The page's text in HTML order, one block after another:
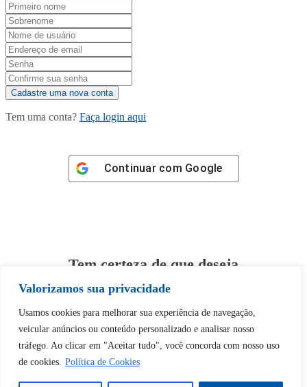
Valorizamos sua privacidade
Usamos cookies para melhorar sua experiência de navegação,
veicular anúncios ou conteúdo personalizado e analisar nosso
tráfego. Ao clicar em "Aceitar tudo", você concorda com nosso uso
de cookies. Política de Cookies
Tem uma conta? Faça login aqui
Continuar com Google
Tem certeza de que deseja
desbloquear esta publicação?
Sim